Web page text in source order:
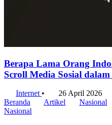
Berapa Lama Orang
Scroll Media Sosial dalam
Internet •
26 April 2026
Beranda
Artikel
Nasional
Nasional